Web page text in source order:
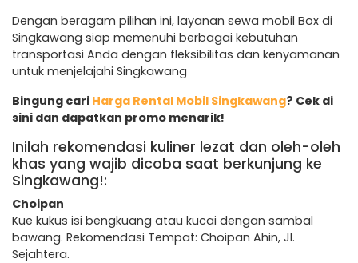
Dengan beragam pilihan ini, layanan sewa mobil Box di
Singkawang siap memenuhi berbagai kebutuhan
transportasi Anda dengan fleksibilitas dan kenyamanan
untuk menjelajahi Singkawang
Bingung cari Harga Rental Mobil Singkawang? Cek di
sini dan dapatkan promo menarik!
Inilah rekomendasi kuliner lezat dan oleh-oleh
khas yang wajib dicoba saat berkunjung ke
Singkawang!:
Choipan
Kue kukus isi bengkuang atau kucai dengan sambal
bawang. Rekomendasi Tempat: Choipan Ahin, Jl.
Sejahtera.